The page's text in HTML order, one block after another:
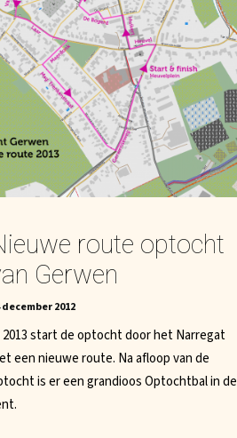
route optocht
Gerwen
december 2012
2013 start de optocht door het Narregat
een nieuwe route. Na afloop van de
is er een grandioos Optochtbal in de